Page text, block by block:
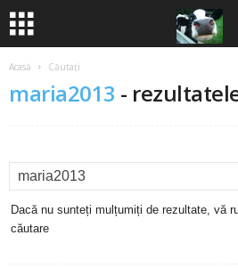
Acasă Căutați
maria2013 -
Dacă nu sunteți mulțumiți de rezultate, vă
căutare